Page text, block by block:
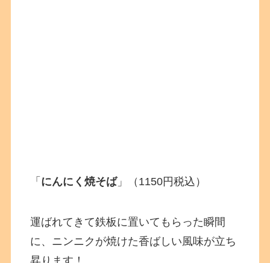
「 にんにく焼そば」（1150円税込）
運ばれてきて鉄板に置いてもらった瞬間
に、ニンニクが焼けた香ばしい風味が立ち